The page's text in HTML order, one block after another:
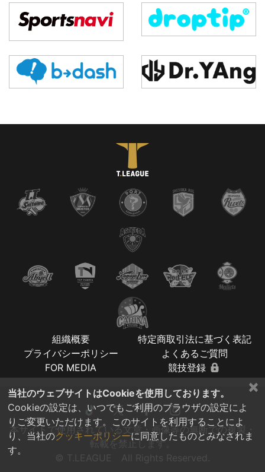
組織概要
特定商取引法に基づく表記
プライバシーポリシー
よくあるご質問
FOR MEDIA
競技登録
本サイトで使用されている文章・画像等の無断での複製・
転載を禁止します。
© T.LEAGUE All Rights Reserved.
×
当社のウェブサイトはCookieを使用しております。
Cookieの設定は、いつでもご利用のブラウザの設定によ
りご変更いただけます。このサイトを利用することによ
り、当社のクッキーポリシーに同意したものとみなされま
す。